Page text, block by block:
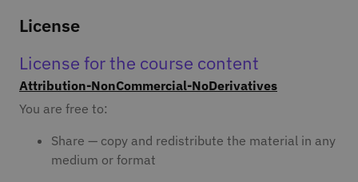
License
License for the course content
Attribution-NonCommercial-NoDerivatives
You are free to:
Share — copy and redistribute the material in any
medium or format